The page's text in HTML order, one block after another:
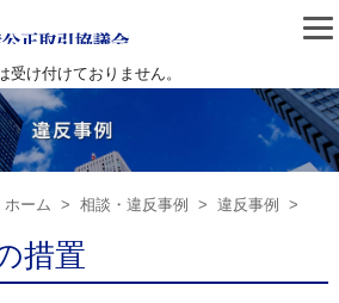
公益社団法人首都圏不
け付けておりません。
ホーム > 相談・違反事例 > 違反事例 >
措置